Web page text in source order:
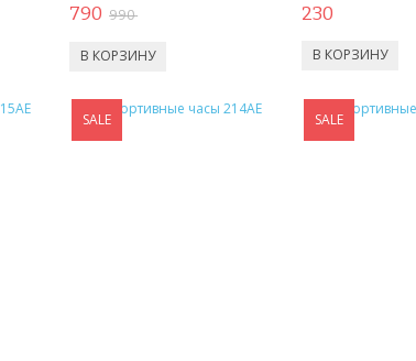
790 990 230
SALE SALE